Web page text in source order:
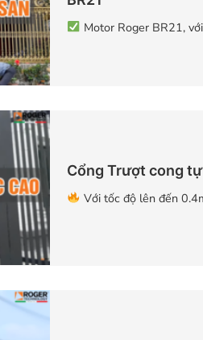
Motor Roger BR21,
Cổng Trượt cong
Với tốc độ lên đến